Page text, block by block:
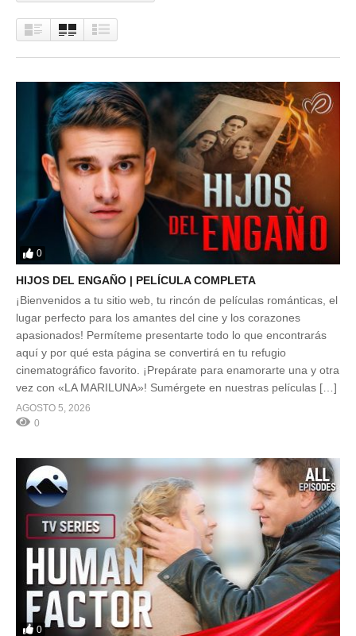
0
HIJOS DEL ENGAÑO | PELÍCULA COMPLETA
¡Bienvenidos a tu sitio web, tu rincón de películas románticas, el
lugar perfecto para los amantes del cine y los corazones
apasionados! Permíteme presentarte todo lo que encontrarás
aquí y por qué esta página se convertirá en tu refugio
cinematográfico favorito. ¡Prepárate para enamorarte una y otra
vez con «LA MARILUNA»! Sumérgete en nuestras películas […]
AGOSTO 5, 2026
0
0